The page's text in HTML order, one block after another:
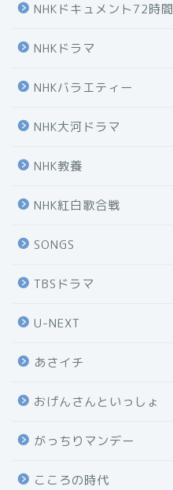
NHKドキュメント72時間
NHKドラマ
NHKバラエティー
NHK大河ドラマ
NHK教養
NHK紅白歌合戦
SONGS
TBSドラマ
U-NEXT
あさイチ
おげんさんといっしょ
がっちりマンデー
こころの時代